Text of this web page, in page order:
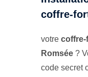
coffre-
votre coffre-
Romsée ?
code secret